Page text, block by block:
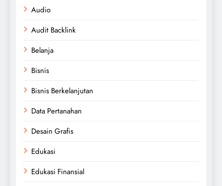
Audio
Audit Backlink
Belanja
Bisnis
Bisnis Berkelanjutan
Data Pertanahan
Desain Grafis
Edukasi
Edukasi Finansial